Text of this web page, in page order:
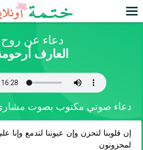
دعاء عن روح
العارف
دعاء صوتي مكتوب بصوت
إن قلوبنا لتحزن وإن عيوننا لتدمع وإنا
لمحزونون